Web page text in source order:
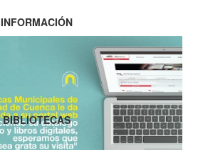
INFORMACIÓN
BIBLIOTECAS